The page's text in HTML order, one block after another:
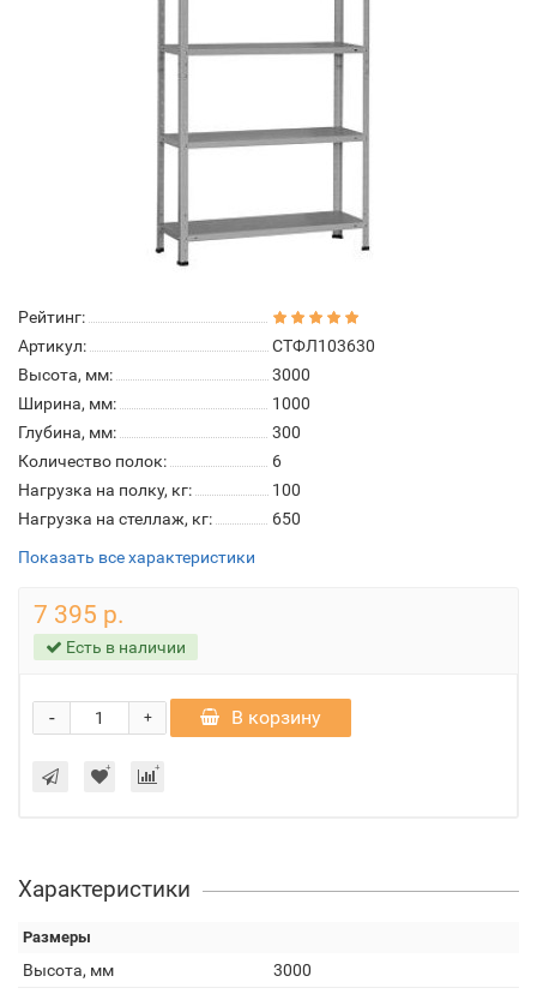
Рейтинг:
Артикул:
СТФЛ103630
Высота, мм:
3000
Ширина, мм:
1000
Глубина, мм:
300
Количество полок:
6
Нагрузка на полку, кг:
100
Нагрузка на стеллаж, кг:
650
Показать все характеристики
7 395 р.
Есть в наличии
+
- В корзину
Характеристики
Размеры
Высота, мм
3000